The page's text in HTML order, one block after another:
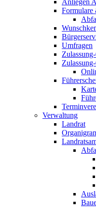
Anliegen
Formulare
Umfragen
Verwaltung
Landrat